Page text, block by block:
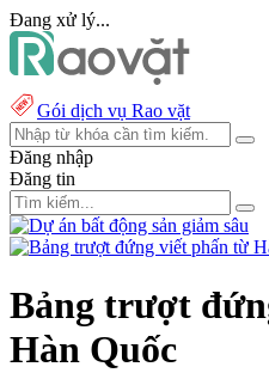
Đang xử lý...
Gói dịch vụ Rao vặt
Đăng nhập
Đăng tin
Bảng trượt
Hàn Quốc